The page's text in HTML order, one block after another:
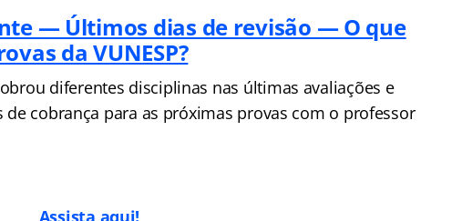
— Últimos dias de revisão — O que
da VUNESP?
diferentes disciplinas nas últimas avaliações e
cobrança para as próximas provas com o professor
Assista aqui!